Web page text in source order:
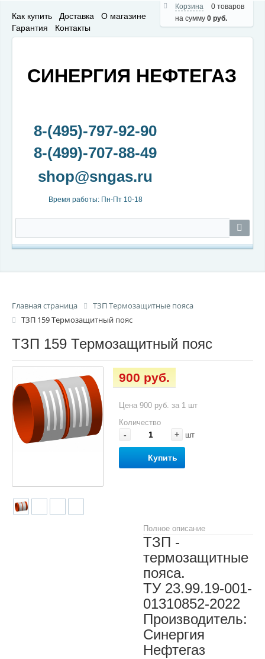
Корзина
0 товаров
на сумму 0 руб.
Как купить Доставка
О магазине
Гарантия
Контакты
СИНЕРГИЯ НЕФТЕГАЗ
8-(495)-797-92-90
8-(499)-707-88-49
Время работы: Пн-Пт 10-18
Главная страница
ТЗП Термозащитные пояса
ТЗП 159 Термозащитный пояс
ТЗП 159 Термозащитный пояс
900 руб.
Цена 900 руб. за 1 шт
Количество
- + шт
Купить
Полное описание
ТЗП -
термозащитные
пояса.
ТУ 23.99.19-001-
01310852-2022
Производитель:
Синергия
Нефтегаз